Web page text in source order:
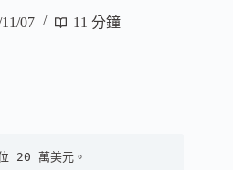
07 11 分鐘
20 萬美元。